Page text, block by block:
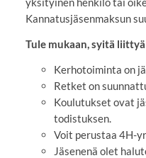
Kannatusjäsenmaksun
Tule mukaan, syitä
Kerhotoiminta on
Retket on
Koulutukset ovat
todistuksen.
Voit perustaa 4H-
Jäsenenä olet